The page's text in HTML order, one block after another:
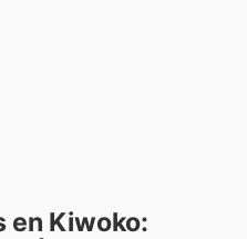
en Kiwoko: